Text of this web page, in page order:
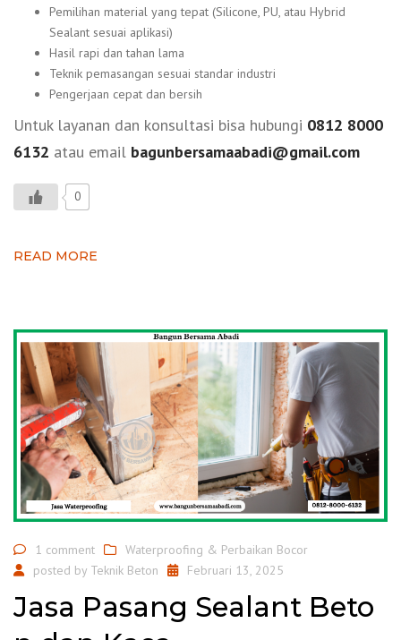
Pemilihan material yang tepat (Silicone, PU, atau Hybrid
Sealant sesuai aplikasi)
Hasil rapi dan tahan lama
Teknik pemasangan sesuai standar industri
Pengerjaan cepat dan bersih
Untuk layanan dan konsultasi bisa hubungi 0812 8000
6132 atau email bagunbersamaabadi@gmail.com
0
READ MORE
1 comment
Waterproofing & Perbaikan Bocor
posted by Teknik Beton Februari 13, 2025
Jasa Pasang Sealant Beto